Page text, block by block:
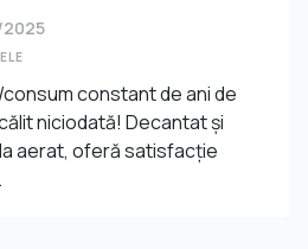
constant de ani de
niciodată! Decantat și
aerat, oferă satisfacție